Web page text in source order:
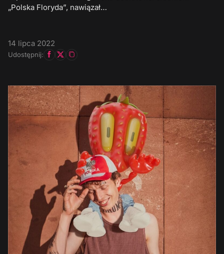
„Polska Floryda”, nawiązał…
14 lipca 2022
Udostępnij: